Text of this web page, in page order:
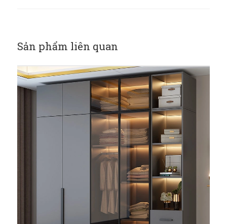
Sản phẩm liên quan